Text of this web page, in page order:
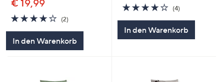
€ 19,99
4.0
von
(2)2
In den Warenkorb
4.0
von
(4)4
In den Warenkorb